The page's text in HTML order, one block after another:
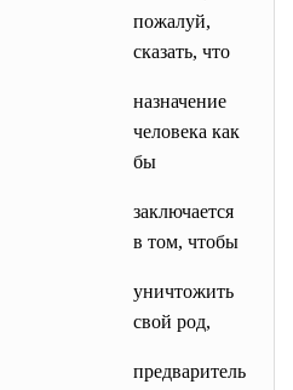
пожалуй,
сказать, что
назначение
человека как
бы
заключается
в том, чтобы
уничтожить
свой род,
предваритель